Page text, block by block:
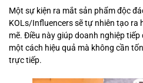
Một sự kiện ra mắt sản phẩm độc
KOLs/Influencers sẽ tự nhiên tạo ra
mẽ. Điều này giúp doanh nghiệp
một cách hiệu quả mà không cần
trực tiếp.